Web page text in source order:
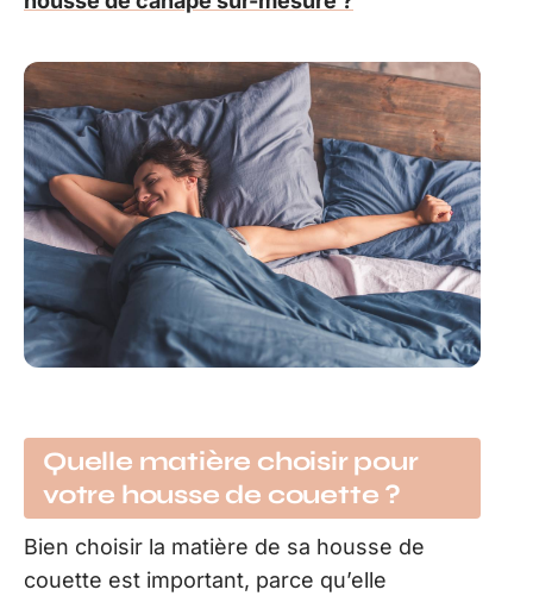
Quelle matière choisir pour
votre housse de couette ?
Bien choisir la matière de sa housse de
couette est important, parce qu’elle